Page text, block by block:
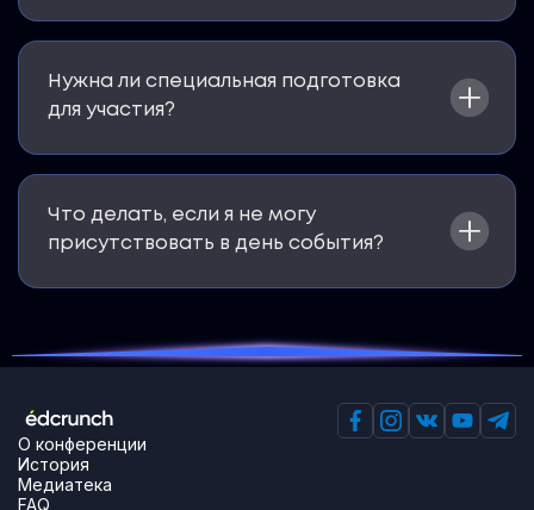
Нужна ли специальная подготовка
для участия?
Что делать, если я не могу
присутствовать в день события?
О конференции
История
Медиатека
FAQ